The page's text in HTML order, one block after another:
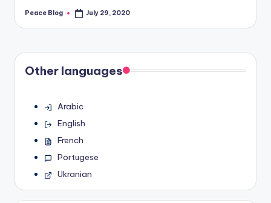
Posted
Peace Blog July 29, 2020
Other languages
Arabic
English
French
Portugese
Ukranian